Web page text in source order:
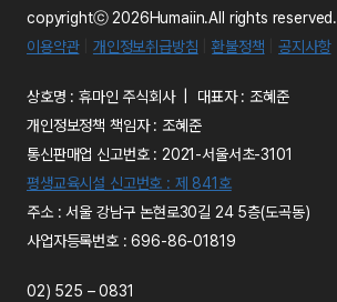
copyrightⓒ 2026Humaiin.All rights reserved.
이용약관| 개인정보취급방침 |환불정책 |공지사항
상호명 : 휴마인 주식회사 | 대표자 : 조혜준
개인정보정책 책임자 : 조혜준
통신판매업 신고번호 : 2021-서울서초-3101
평생교육시설 신고번호 : 제 841호
주소 : 서울 강남구 논현로30길 24 5층(도곡동)
사업자등록번호 : 696-86-01819
02) 525 – 0831